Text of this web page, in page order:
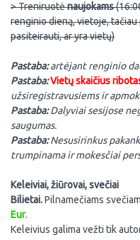
> Treniruotėnaujokams
renginio dieną, vietoje,
pasiteirauti, ar yra vietų)
Pastaba:artėjant renginio
Pastaba:Vietų skaičius
užsiregistravusiems ir
Pastaba:Dalyviai sesijose
saugumas.
Pastaba:Nesusirinkus
trumpinama ir mokesčiai
Keleiviai, žiūrovai, svečiai
Bilietai.Pilnamečiams
Eur.
Keleivius galima vežti tik